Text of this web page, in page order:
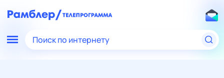
Поиск по интернету